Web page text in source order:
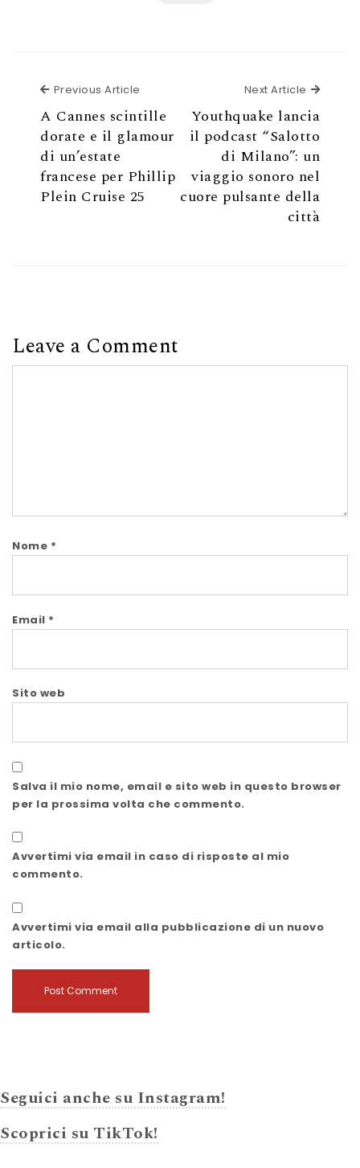
Previous Article
A Cannes scintille
dorate e il glamour
di un’estate
francese per Phillip
Plein Cruise 25
Next Article Next
Youthquake lancia
il podcast “Salotto
di Milano”: un
viaggio sonoro nel
cuore pulsante della
città
Leave a Comment
Nome *
Email *
Sito web
Salva il mio nome, email e sito web in questo browser
per la prossima volta che commento.
Avvertimi via email in caso di risposte al mio
commento.
Avvertimi via email alla pubblicazione di un nuovo
articolo.
Seguici anche su Instagram!
Scoprici su TikTok!